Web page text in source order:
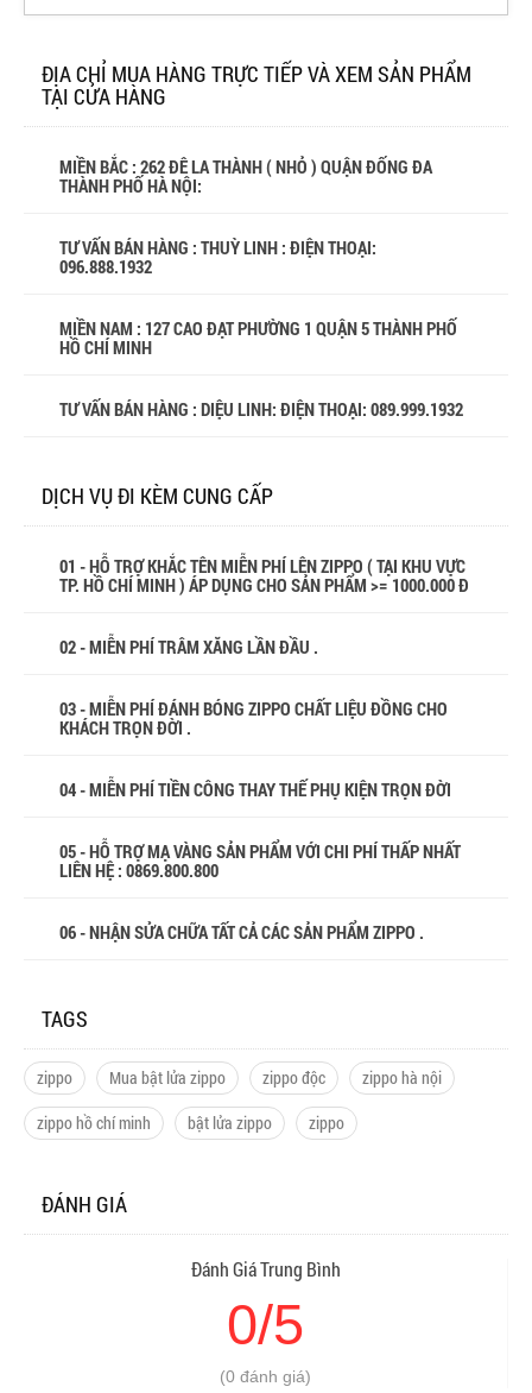
ĐỊA CHỈ MUA HÀNG TRỰC TIẾP VÀ XEM SẢN PHẨM
TẠI CỬA HÀNG
MIỀN BẮC : 262 ĐÊ LA THÀNH ( NHỎ ) QUẬN ĐỐNG ĐA
THÀNH PHỐ HÀ NỘI:
TƯ VẤN BÁN HÀNG : THUỲ LINH : ĐIỆN THOẠI:
096.888.1932
MIỀN NAM : 127 CAO ĐẠT PHƯỜNG 1 QUẬN 5 THÀNH PHỐ
HỒ CHÍ MINH
TƯ VẤN BÁN HÀNG : DIỆU LINH: ĐIỆN THOẠI: 089.999.1932
DỊCH VỤ ĐI KÈM CUNG CẤP
01 - HỖ TRỢ KHẮC TÊN MIỄN PHÍ LÊN ZIPPO ( TẠI KHU VỰC
TP. HỒ CHÍ MINH ) ÁP DỤNG CHO SẢN PHẨM >= 1000.000 Đ
02 - MIỄN PHÍ TRÂM XĂNG LẦN ĐẦU .
03 - MIỄN PHÍ ĐÁNH BÓNG ZIPPO CHẤT LIỆU ĐỒNG CHO
KHÁCH TRỌN ĐỜI .
04 - MIỄN PHÍ TIỀN CÔNG THAY THẾ PHỤ KIỆN TRỌN ĐỜI
05 - HỖ TRỢ MẠ VÀNG SẢN PHẨM VỚI CHI PHÍ THẤP NHẤT
LIÊN HỆ : 0869.800.800
06 - NHẬN SỬA CHỮA TẤT CẢ CÁC SẢN PHẨM ZIPPO .
TAGS
zippo Mua bật lửa zippo zippo độc
zippo hà nội
zippo hồ chí minh
bật lửa zippo zippo
ĐÁNH GIÁ
Đánh Giá Trung Bình
0/5
(0 đánh giá)